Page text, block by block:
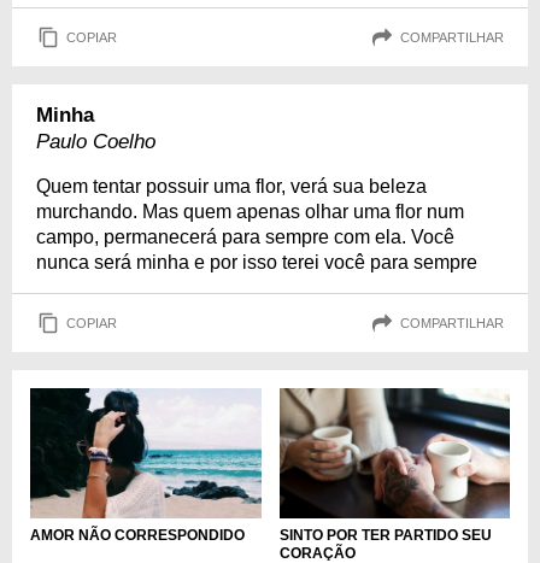
COPIAR COMPARTILHAR
Minha
Paulo Coelho
Quem tentar possuir uma flor, verá sua beleza
murchando. Mas quem apenas olhar uma flor num
campo, permanecerá para sempre com ela. Você
nunca será minha e por isso terei você para sempre
COPIAR COMPARTILHAR
AMOR NÃO CORRESPONDIDO
SINTO POR TER PARTIDO SEU
CORAÇÃO